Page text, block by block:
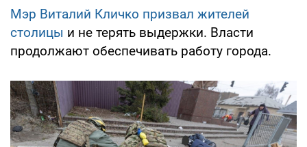
Мэр Виталий Кличко призвал жителей
столицы и не терять выдержки. Власти
продолжают обеспечивать работу города.